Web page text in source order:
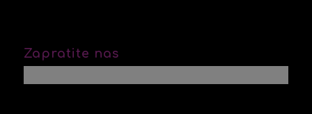
Zapratite nas